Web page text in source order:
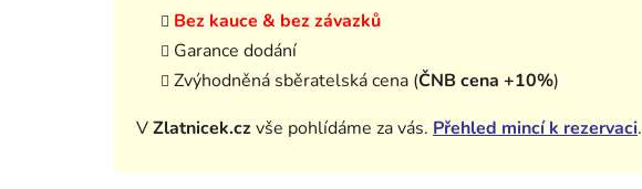
Bez kauce & bez závazků
Garance dodání
Zvýhodněná sběratelská cena (ČNB cena +10%)
VZlatnicek.czvše pohlídáme za vás. Přehled mincí k rezervaci.